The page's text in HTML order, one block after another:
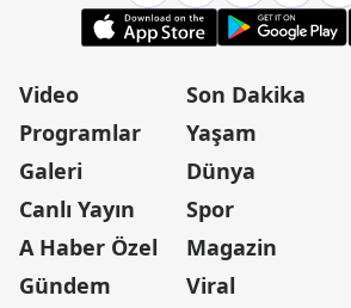
Video
Programlar
Galeri
Canlı Yayın
A Haber Özel
Gündem
Son Dakika
Yaşam
Dünya
Spor
Magazin
Viral